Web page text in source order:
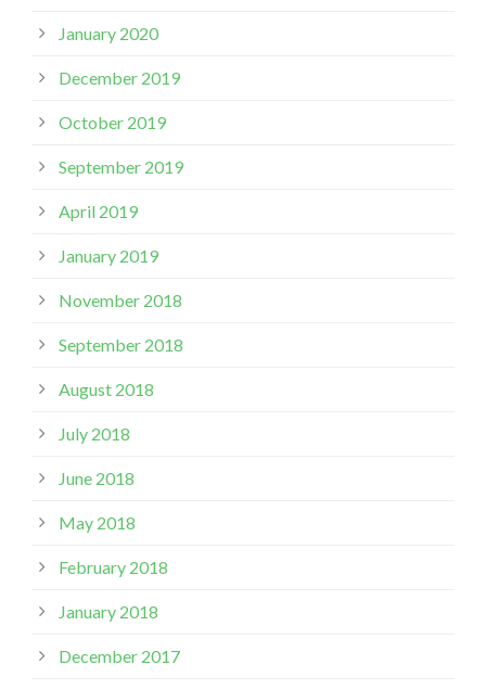
January 2020
December 2019
October 2019
September 2019
April 2019
January 2019
November 2018
September 2018
August 2018
July 2018
June 2018
May 2018
February 2018
January 2018
December 2017